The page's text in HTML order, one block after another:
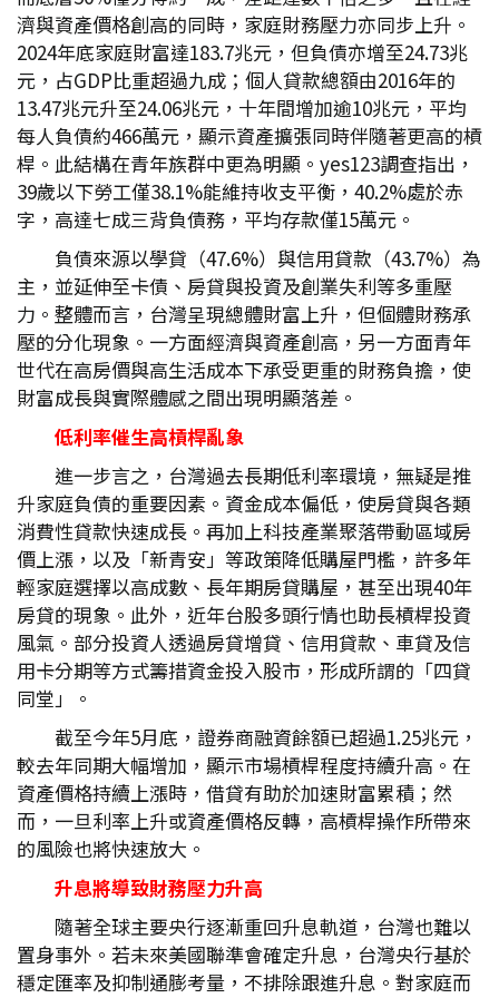
濟與資產價格創高的同時，家庭財務壓力亦同步上升。
2024年底家庭財富達183.7兆元，但負債亦增至24.73兆
元，占GDP比重超過九成；個人貸款總額由2016年的
13.47兆元升至24.06兆元，十年間增加逾10兆元，平均
每人負債約466萬元，顯示資產擴張同時伴隨著更高的槓
桿。此結構在青年族群中更為明顯。yes123調查指出，
39歲以下勞工僅38.1%能維持收支平衡，40.2%處於赤
字，高達七成三背負債務，平均存款僅15萬元。
負債來源以學貸（47.6%）與信用貸款（43.7%）為
主，並延伸至卡債、房貸與投資及創業失利等多重壓
力。整體而言，台灣呈現總體財富上升，但個體財務承
壓的分化現象。一方面經濟與資產創高，另一方面青年
世代在高房價與高生活成本下承受更重的財務負擔，使
財富成長與實際體感之間出現明顯落差。
低利率催生高槓桿亂象
進一步言之，台灣過去長期低利率環境，無疑是推
升家庭負債的重要因素。資金成本偏低，使房貸與各類
消費性貸款快速成長。再加上科技產業聚落帶動區域房
價上漲，以及「新青安」等政策降低購屋門檻，許多年
輕家庭選擇以高成數、長年期房貸購屋，甚至出現40年
房貸的現象。此外，近年台股多頭行情也助長槓桿投資
風氣。部分投資人透過房貸增貸、信用貸款、車貸及信
用卡分期等方式籌措資金投入股市，形成所謂的「四貸
同堂」。
截至今年5月底，證券商融資餘額已超過1.25兆元，
較去年同期大幅增加，顯示市場槓桿程度持續升高。在
資產價格持續上漲時，借貸有助於加速財富累積；然
而，一旦利率上升或資產價格反轉，高槓桿操作所帶來
的風險也將快速放大。
升息將導致財務壓力升高
隨著全球主要央行逐漸重回升息軌道，台灣也難以
置身事外。若未來美國聯準會確定升息，台灣央行基於
穩定匯率及抑制通膨考量，不排除跟進升息。對家庭而